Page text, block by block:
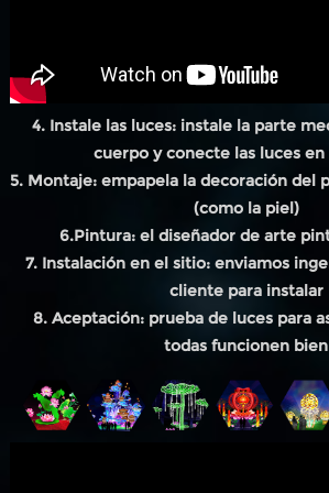
4. Instale las luces: instale la parte
cuerpo y conecte las luces en
5. Montaje: empapela la decoración del
(como la piel)
6.Pintura: el diseñador de arte
7. Instalación en el sitio: enviamos
cliente para instalar
8. Aceptación: prueba de luces para
todas funcionen bien